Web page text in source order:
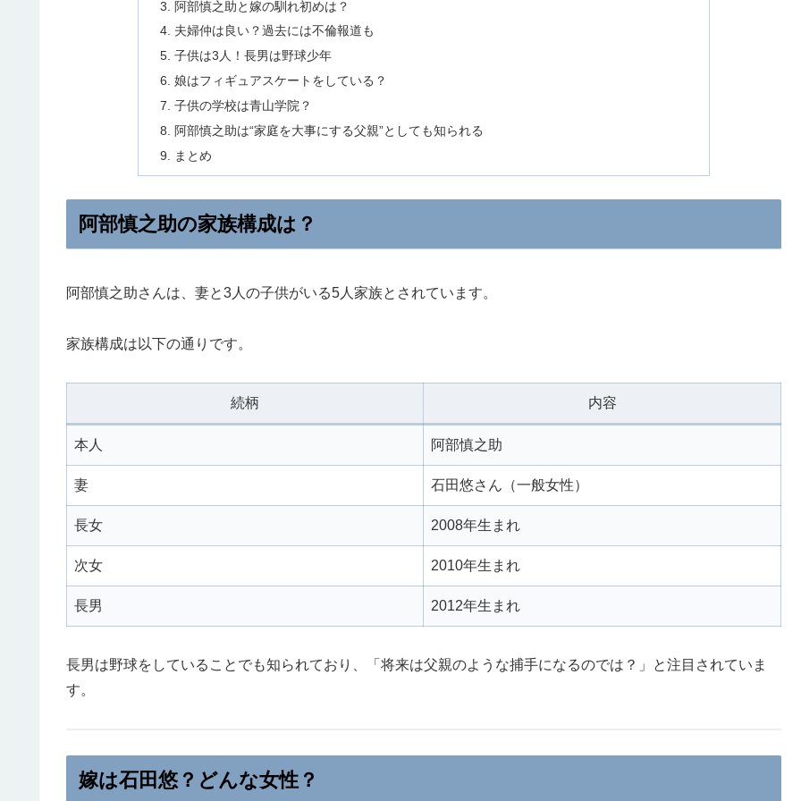
阿部慎之助と嫁の馴れ初めは？
夫婦仲は良い？過去には不倫報道も
子供は3人！長男は野球少年
娘はフィギュアスケートをしている？
子供の学校は青山学院？
阿部慎之助は“家庭を大事にする父親”としても知られる
まとめ
阿部慎之助の家族構成は？
阿部慎之助さんは、妻と3人の子供がいる5人家族とされています。
家族構成は以下の通りです。
続柄 内容
本人 阿部慎之助
妻 石田悠さん（一般女性）
長女 2008年生まれ
次女 2010年生まれ
長男 2012年生まれ
長男は野球をしていることでも知られており、「将来は父親のような捕手になるのでは？」と注目されていま
す。
嫁は石田悠？どんな女性？